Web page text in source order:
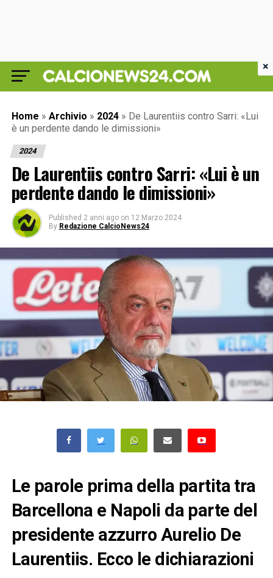
Home » Archivio » 2024 » De Laurentiis contro Sarri: «Lui
è un perdente dando le dimissioni»
2024
De Laurentiis contro Sarri: «Lui è un
perdente dando le dimissioni»
Published 2 anni ago on 12 Marzo 2024
By Redazione CalcioNews24
Le parole prima della partita tra
Barcellona e Napoli da parte del
presidente azzurro Aurelio De
Laurentiis. Ecco le dichiarazioni
×